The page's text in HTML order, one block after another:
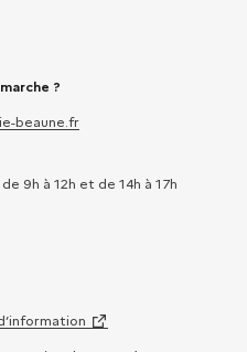
?
beaune.fr
9h à 12h et de 14h à 17h